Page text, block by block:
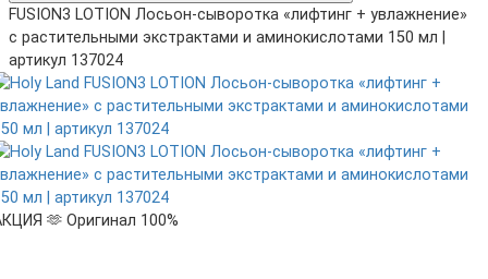
FUSION3 LOTION Лосьон-сыворотка «лифтинг + увлажнение»
с растительными экстрактами и аминокислотами 150 мл |
артикул 137024
🫶 Оригинал 100%